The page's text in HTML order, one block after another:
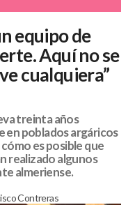
equipo de
Aquí no se
cualquiera”
treinta años
poblados argáricos
es posible que
realizado algunos
almeriense.
Contreras